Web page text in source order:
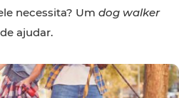
necessita? Um dog walker
ajudar.